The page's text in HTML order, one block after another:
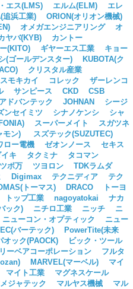
エス(LMS) エルム(ELM)
エレ
追浜工業)
ORION(オリオン機械)
オメガエンジニアリング
オ
ヤバ(KYB)
カントー
(KITO) ギヤーエス工業
キョー
(ゴールデンスター)
KUBOTA(ク
クリスタル産業
モキカイ コレック
ザーレンコ
サンピース CKD
CSB
ドバンテック JOHNAN
シージ
ンセイミツ シナノケンシ
シャ
スーパーメイト
スガツネ
モン)
スズテック(SUZUTEC)
ロー電機 ゼオンノース
セキス
イキ タクミナ
タコマン
ツボ万 ツヨロン
TDKラムダ
Digimax テクニディア
テク
トーマス) DRACO
トーヨ
トップ工業 nagoyatokai
ナカ
ック) ニチロ工業 ニッチ
ニ
ニューコン・オプティック
ニュー
バーテック)
PowerTite(未来
オック(PAOCK)
ビック・ツール
ーベアコーポレーション
フルタ
MARVEL(マーベル)
マイ
マイト工業
マグネスケール
ジャテック マルヤス機械
マル